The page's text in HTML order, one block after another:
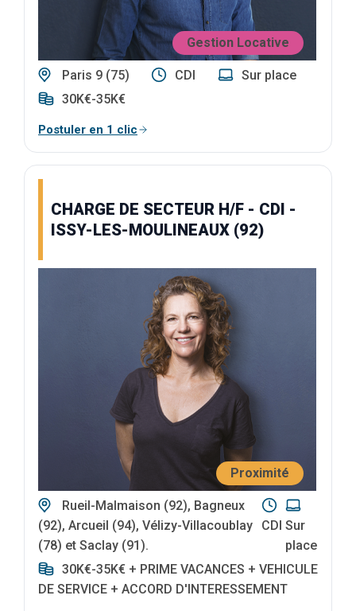
Gestion Locative
Paris 9 (75) CDI
Sur place
30K€-35K€
Postuler en 1 clic
CHARGE DE SECTEUR H/F - CDI -
ISSY-LES-MOULINEAUX (92)
Proximité
Rueil-Malmaison (92), Bagneux
(92), Arcueil (94), Vélizy-Villacoublay
(78) et Saclay (91).
CDI Sur
place
30K€-35K€ + PRIME VACANCES + VEHICULE
DE SERVICE + ACCORD D'INTERESSEMENT